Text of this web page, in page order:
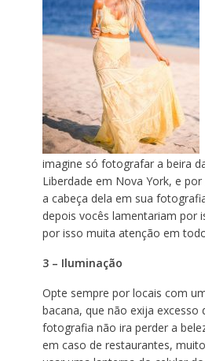
imagine só fotografar a beira
Liberdade em Nova York, e
a cabeça dela em sua
depois vocês lamentariam por
por isso muita atenção em
3 – Iluminação
Opte sempre por locais com
bacana, que não exija excesso
fotografia não ira perder a
em caso de restaurantes,